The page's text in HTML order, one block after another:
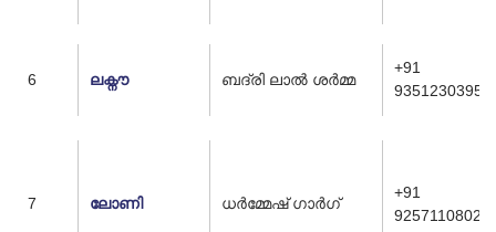
6 ലക്നൗ ബദ്രി ലാൽ ശർമ്മ
+91
9351230395
7 ലോണി ധർമ്മേഷ് ഗാർഗ്
+91
9257110802